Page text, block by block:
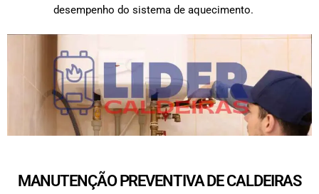
desempenho do sistema de aquecimento.
MANUTENÇÃO PREVENTIVA DE CALDEIRAS